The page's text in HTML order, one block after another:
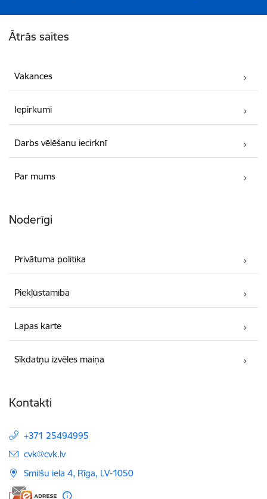
Ātrās saites
Vakances
Iepirkumi
Darbs vēlēšanu iecirknī
Par mums
Noderīgi
Privātuma politika
Piekļūstamība
Lapas karte
Sīkdatņu izvēles maiņa
Kontakti
+371 25494995
E-pasts:
cvk@cvk.lv
Smilšu iela 4, Rīga, LV-1050